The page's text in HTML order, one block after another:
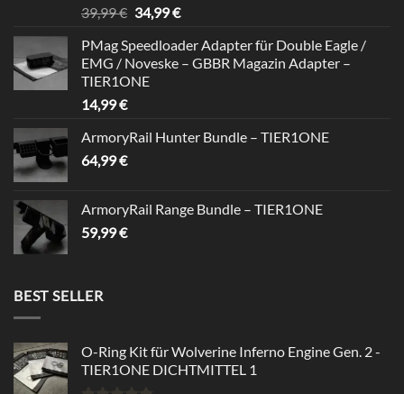
Bewertet
mit
von 5
39,99€ Ursprünglicher
war:
39,99 €
34,99€Aktueller
ist:
34,99 €.
PMag Speedloader Adapter für Double Eagle /
EMG / Noveske – GBBR Magazin Adapter –
TIER1ONE
14,99€
ArmoryRail Hunter Bundle – TIER1ONE
64,99€
ArmoryRail Range Bundle – TIER1ONE
59,99€
BEST SELLER
O-Ring Kit für Wolverine Inferno Engine Gen. 2 -
TIER1ONE DICHTMITTEL 1